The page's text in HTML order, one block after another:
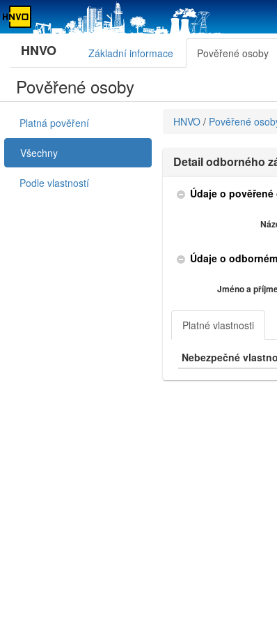
HNVO Základní informace Pověřené osoby
Pověřené osoby
Platná pověření
Všechny
Podle vlastností
HNVO / Pověřené
Detail odborného
Údaje o
Údaje o
Jméno a
Platné vlastnosti
Nebezpečné